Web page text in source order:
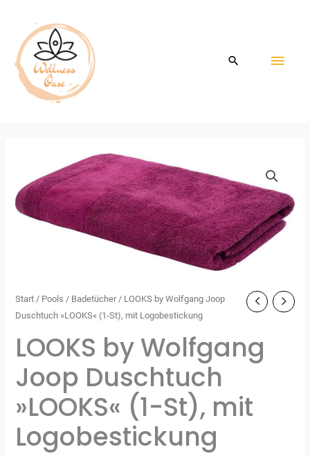
springen
Start / Pools / Badetücher/ LOOKS by Wolfgang Joop
Duschtuch »LOOKS« (1-St), mit Logobestickung
LOOKS by Wolfgang
Joop Duschtuch
»LOOKS« (1-St), mit
Logobestickung